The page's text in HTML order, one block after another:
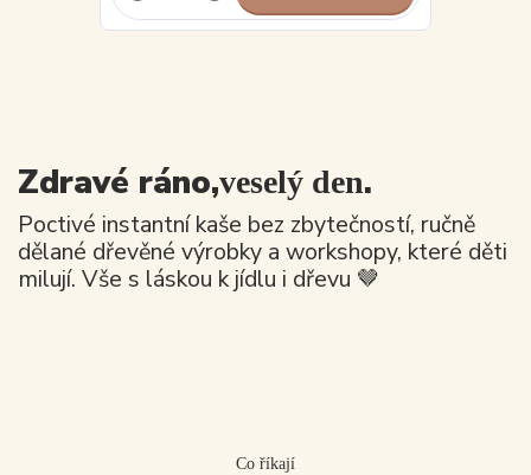
Zdravé ráno,veselý den.
Poctivé instantní kaše bez zbytečností, ručně
dělané dřevěné výrobky a workshopy, které děti
milují. Vše s láskou k jídlu i dřevu 🤎
Co říkají